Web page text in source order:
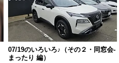
07/19のいろいろ♪（その２・同窓会-
まったり 編）